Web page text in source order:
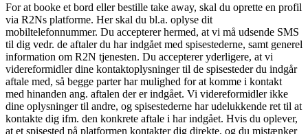
For at booke et bord eller bestille take away, skal du oprette en profil
via R2Ns platforme. Her skal du bl.a. oplyse dit
mobiltelefonnummer. Du accepterer hermed, at vi må udsende SMS
til dig vedr. de aftaler du har indgået med spisestederne, samt generel
information om R2N tjenesten. Du accepterer yderligere, at vi
videreformidler dine kontaktoplysninger til de spisesteder du indgår
aftale med, så begge parter har mulighed for at komme i kontakt
med hinanden ang. aftalen der er indgået. Vi videreformidler ikke
dine oplysninger til andre, og spisestederne har udelukkende ret til at
kontakte dig ifm. den konkrete aftale i har indgået. Hvis du oplever,
at et spisested på platformen kontakter dig direkte, og du mistænker